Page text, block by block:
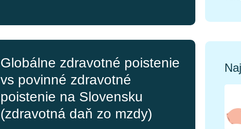
Globálne zdravotné poistenie
vs povinné zdravotné
poistenie na Slovensku
(zdravotná daň zo mzdy)